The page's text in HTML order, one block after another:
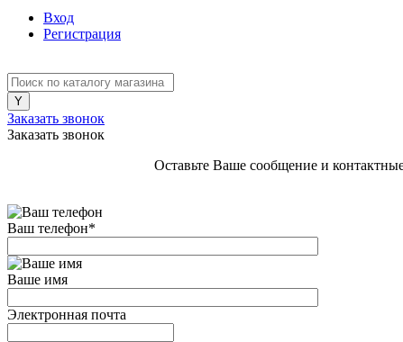
Вход
Регистрация
Заказать звонок
Заказать звонок
Оставьте Ваше сообщение и
Ваш телефон*
Ваше имя
Электронная почта